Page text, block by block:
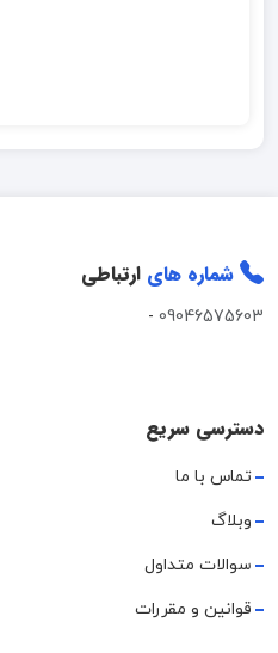
شماره های ارتباطی
09046575603
-
دسترسی سریع
تماس با ما
وبلاگ
سوالات متداول
قوانین و مقررات